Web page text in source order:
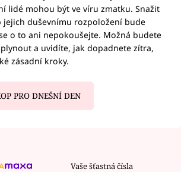
lidé mohou být ve víru zmatku. Snažit
duševnímu rozpoložení bude
o to ani nepokoušejte. Možná budete
a uvidíte, jak dopadnete zítra,
zásadní kroky.
PRO DNEŠNÍ DEN
Vaše šťastná čísla